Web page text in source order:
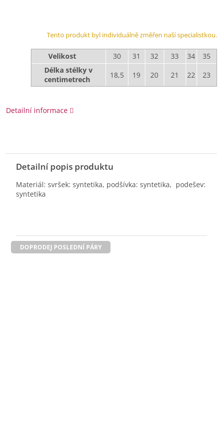
Tento produkt byl individuálně změřen naší specialistkou.
Velikost 30 31 32 33 34
35
Délka stélky v
centimetrech
18,5 19 20 21 22 23
Detailní informace
Detailní popis produktu
Materiál: svršek: syntetika, podšívka: syntetika, podešev:
syntetika
DOPRODEJ POSLEDNÍ PÁRY